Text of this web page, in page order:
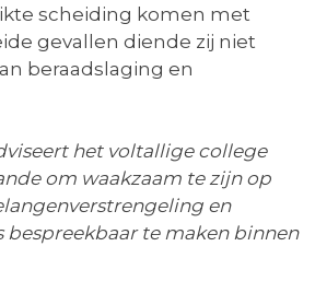
scheiding komen met
gevallen diende zij niet
beraadslaging en
het voltallige college
om waakzaam te zijn op
en
bespreekbaar te maken binnen